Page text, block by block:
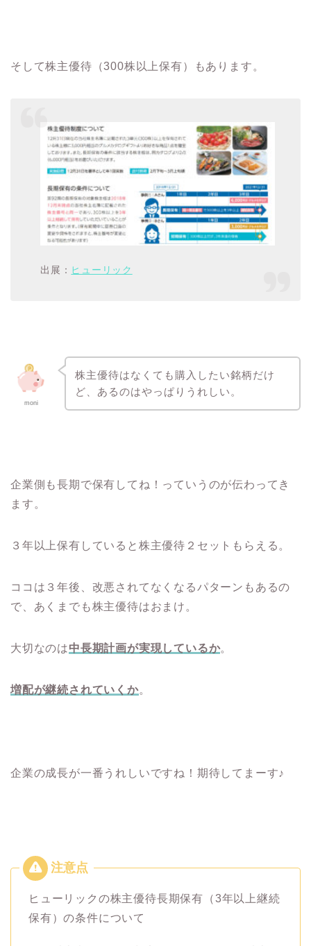
そして株主優待（300株以上保有）もあります。
出展： ヒューリック
moni
株主優待はなくても購入したい銘柄だけ
ど、あるのはやっぱりうれしい。
企業側も長期で保有してね！っていうのが伝わってき
ます。
３年以上保有していると株主優待２セットもらえる。
ココは３年後、改悪されてなくなるパターンもあるの
で、あくまでも株主優待はおまけ。
大切なのは中長期計画が実現しているか。
増配が継続されていくか。
企業の成長が一番うれしいですね！期待してまーす♪
ヒューリックの株主優待長期保有（3年以上継続
保有）の条件について